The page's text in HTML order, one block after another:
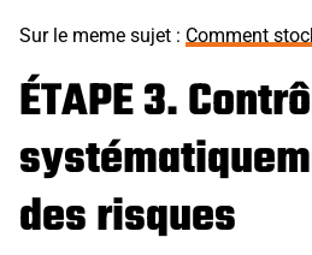
Sur le meme sujet : Comment
ÉTAPE 3.
des risques